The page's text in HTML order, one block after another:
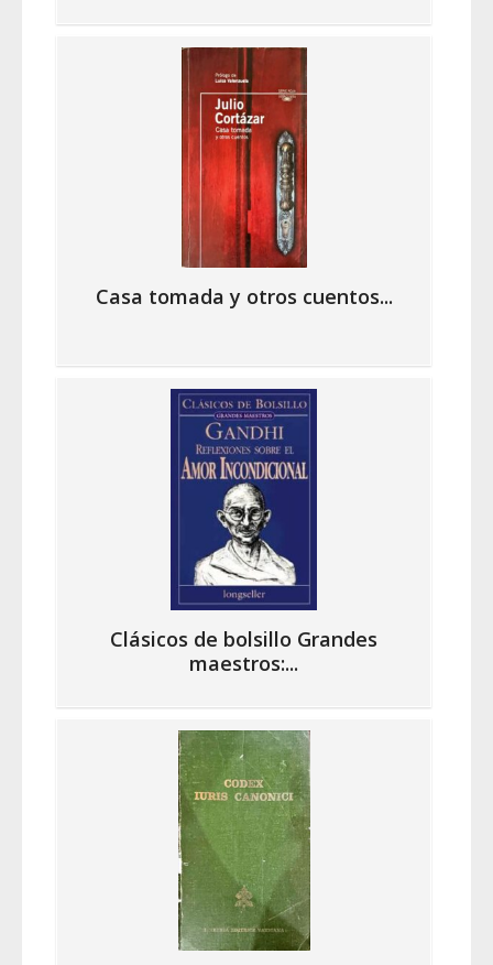
Casa tomada y otros cuentos...
Clásicos de bolsillo Grandes
maestros:...